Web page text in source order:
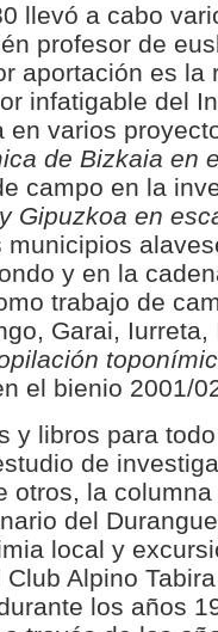
llevó a cabo
profesor de
aportación es
infatigable del
en varios
de Bizkaia en
campo en la
Gipuzkoa en
y en la
trabajo de
Garai,
el bienio 2001/
y libros para
de
otros, la columna
del
local y
Club Alpino
los años